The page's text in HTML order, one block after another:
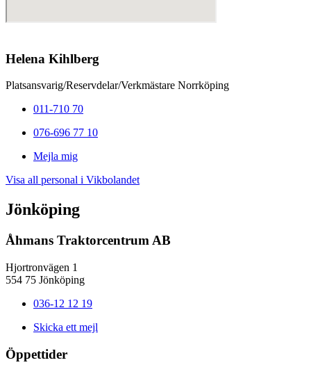
Helena Kihlberg
Platsansvarig/Reservdelar/Verkmästare Norrköping
011-710 70
076-696 77 10
Mejla mig
Visa all personal i Vikbolandet
Jönköping
Åhmans Traktorcentrum AB
Hjortronvägen 1
554 75 Jönköping
036-12 12 19
Skicka ett mejl
Öppettider